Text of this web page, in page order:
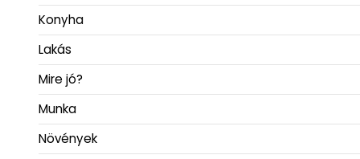
Konyha
Lakás
Mire jó?
Munka
Növények